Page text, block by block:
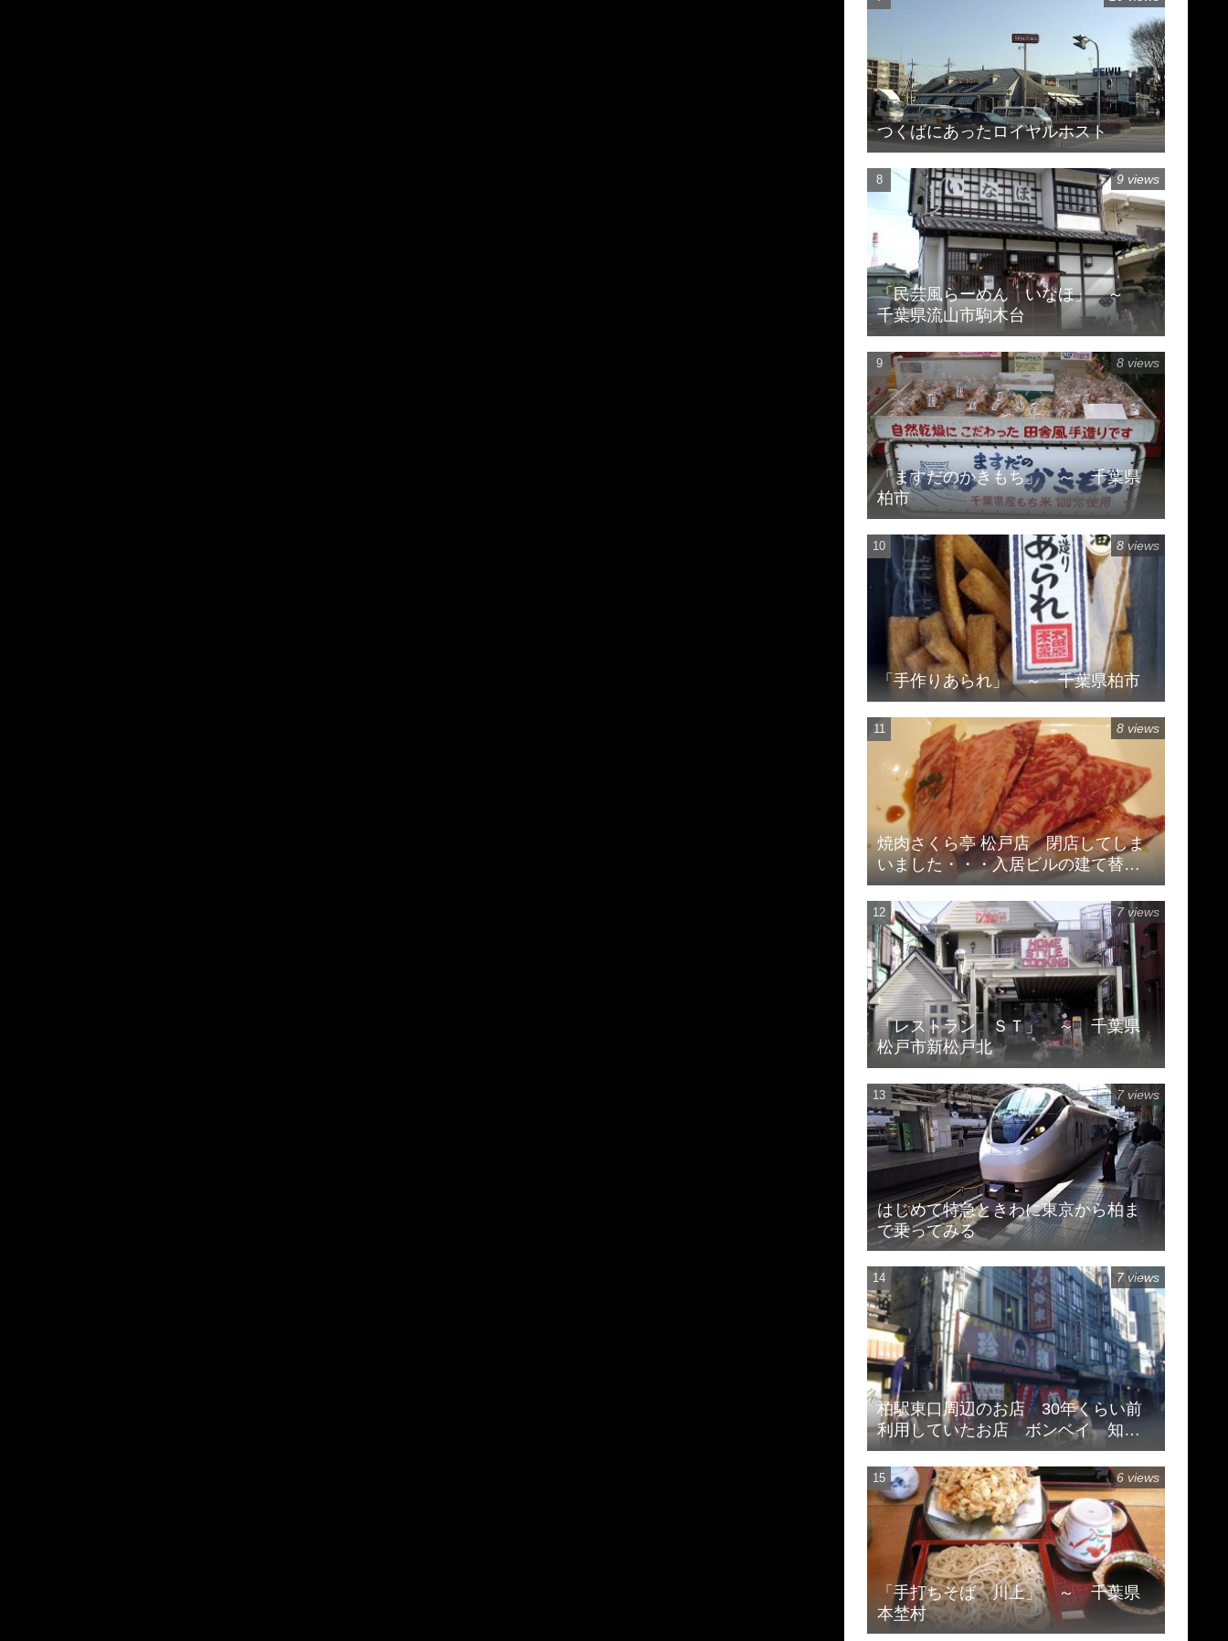
つくばにあったロイヤルホスト
「民芸風らーめん いなほ」 ～
千葉県流山市駒木台
9 views
「ますだのかきもち」 ～ 千葉県
柏市
8 views
「手作りあられ」 ～ 千葉県柏市
8 views
焼肉さくら亭 松戸店 閉店してしま
いました・・・入居ビルの建て替え
のため
8 views
「レストラン ＳＴ」 ～ 千葉県
松戸市新松戸北
7 views
はじめて特急ときわに東京から柏ま
で乗ってみる
7 views
柏駅東口周辺のお店 30年くらい前
利用していたお店 ボンベイ 知味
斎 珍来
7 views
「手打ちそば 川上」 ～ 千葉県
本埜村
6 views